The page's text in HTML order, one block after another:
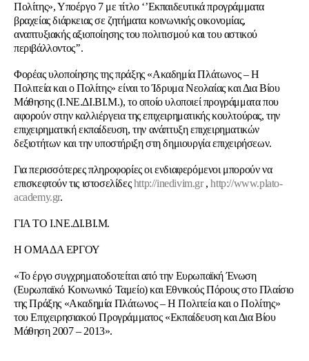
Πολίτης», Υποέργο 7 με τίτλο ‘’Εκπαιδευτικά προγράμματα
βραχείας διάρκειας σε ζητήματα κοινωνικής οικονομίας,
αναπτυξιακής αξιοποίησης του πολιτισμού και του αστικού
περιβάλλοντος’’.
Φορέας υλοποίησης της πράξης «Ακαδημία Πλάτωνος – Η
Πολιτεία και ο Πολίτης» είναι το Ίδρυμα Νεολαίας και Δια Βίου
Μάθησης (Ι.ΝΕ.ΔΙ.ΒΙ.Μ.), το οποίο υλοποιεί προγράμματα που
αφορούν στην καλλιέργεια της επιχειρηματικής κουλτούρας, την
επιχειρηματική εκπαίδευση, την ανάπτυξη επιχειρηματικών
δεξιοτήτων και την υποστήριξη στη δημιουργία επιχειρήσεων.
Για περισσότερες πληροφορίες οι ενδιαφερόμενοι μπορούν να
επισκεφτούν τις ιστοσελίδεςhttp://inedivim.gr,http://www.plato-
academy.gr.
ΓΙΑ ΤΟ Ι.ΝΕ.ΔΙ.ΒΙ.Μ.
Η ΟΜΑΔΑ ΕΡΓΟΥ
«Το έργο συγχρηματοδοτείται από την Ευρωπαϊκή Ένωση
(Ευρωπαϊκό Κοινωνικό Ταμείο) και Εθνικούς Πόρους στο Πλαίσιο
της Πράξης «Ακαδημία Πλάτωνος – Η Πολιτεία και ο Πολίτης»
του Επιχειρησιακού Προγράμματος «Εκπαίδευση και Δια Βίου
Μάθηση 2007 – 2013».